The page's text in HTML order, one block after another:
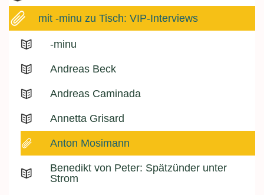
mit -minu zu Tisch: VIP-Interviews
-minu
Andreas Beck
Andreas Caminada
Annetta Grisard
Anton Mosimann
Benedikt von Peter: Spätzünder unter
Strom